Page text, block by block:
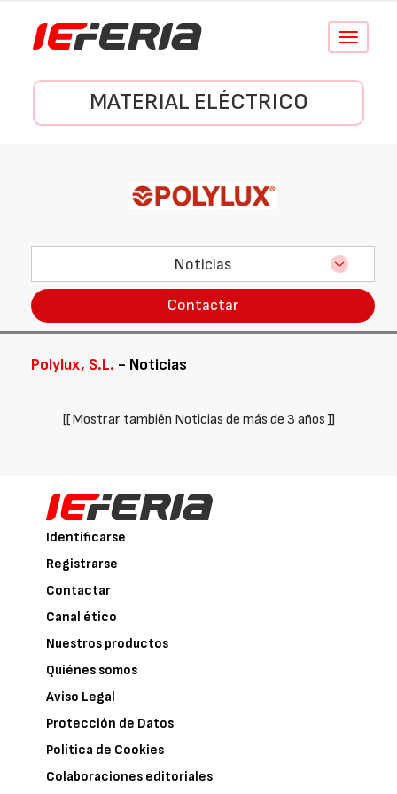
Conmutar
MATERIAL ELÉCTRICO
Noticias
Contactar
Polylux, S.L. - Noticias
[[ Mostrar también Noticias de más de 3 años ]]
Identificarse
Registrarse
Contactar
Canal ético
Nuestros productos
Quiénes somos
Aviso Legal
Protección de Datos
Política de Cookies
Colaboraciones editoriales